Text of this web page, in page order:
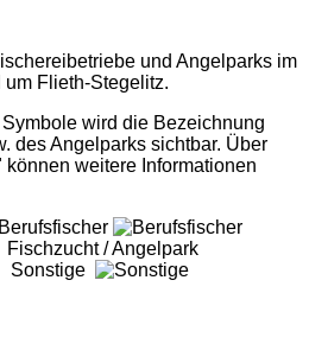
und Angelparks im
Flieth-Stegelitz.
wird die Bezeichnung
des Angelparks sichtbar. Über
weitere Informationen
/ Angelpark
Sonstige